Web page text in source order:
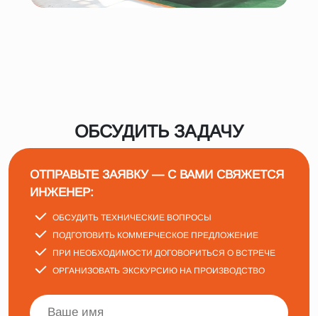
ОБСУДИТЬ ЗАДАЧУ
ОТПРАВЬТЕ ЗАЯВКУ — С ВАМИ СВЯЖЕТСЯ
ИНЖЕНЕР:
ОБСУДИТЬ ТЕХНИЧЕСКИЕ ВОПРОСЫ
ПОДГОТОВИТЬ КОММЕРЧЕСКОЕ ПРЕДЛОЖЕНИЕ
ПРИ НЕОБХОДИМОСТИ ДОГОВОРИТЬСЯ О ВСТРЕЧЕ
ОРГАНИЗОВАТЬ ЭКСКУРСИЮ НА ПРОИЗВОДСТВО